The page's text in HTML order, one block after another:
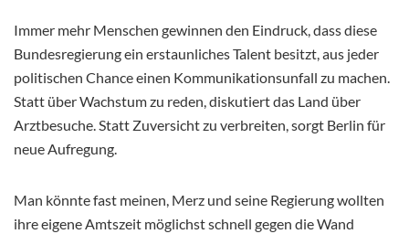
Immer mehr Menschen gewinnen den Eindruck, dass diese
Bundesregierung ein erstaunliches Talent besitzt, aus jeder
politischen Chance einen Kommunikationsunfall zu machen.
Statt über Wachstum zu reden, diskutiert das Land über
Arztbesuche. Statt Zuversicht zu verbreiten, sorgt Berlin für
neue Aufregung.
Man könnte fast meinen, Merz und seine Regierung wollten
ihre eigene Amtszeit möglichst schnell gegen die Wand